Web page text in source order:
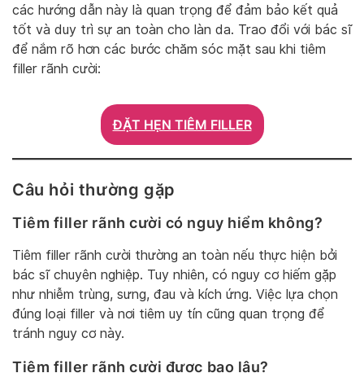
các hướng dẫn này là quan trọng để đảm bảo kết quả
tốt và duy trì sự an toàn cho làn da. Trao đổi với bác sĩ
để nắm rõ hơn các bước chăm sóc mặt sau khi tiêm
filler rãnh cười:
ĐẶT HẸN TIÊM FILLER
Câu hỏi thường gặp
Tiêm filler rãnh cười có nguy hiểm không?
Tiêm filler rãnh cười thường an toàn nếu thực hiện bởi
bác sĩ chuyên nghiệp. Tuy nhiên, có nguy cơ hiếm gặp
như nhiễm trùng, sưng, đau và kích ứng. Việc lựa chọn
đúng loại filler và nơi tiêm uy tín cũng quan trọng để
tránh nguy cơ này.
Tiêm filler rãnh cười được bao lâu?